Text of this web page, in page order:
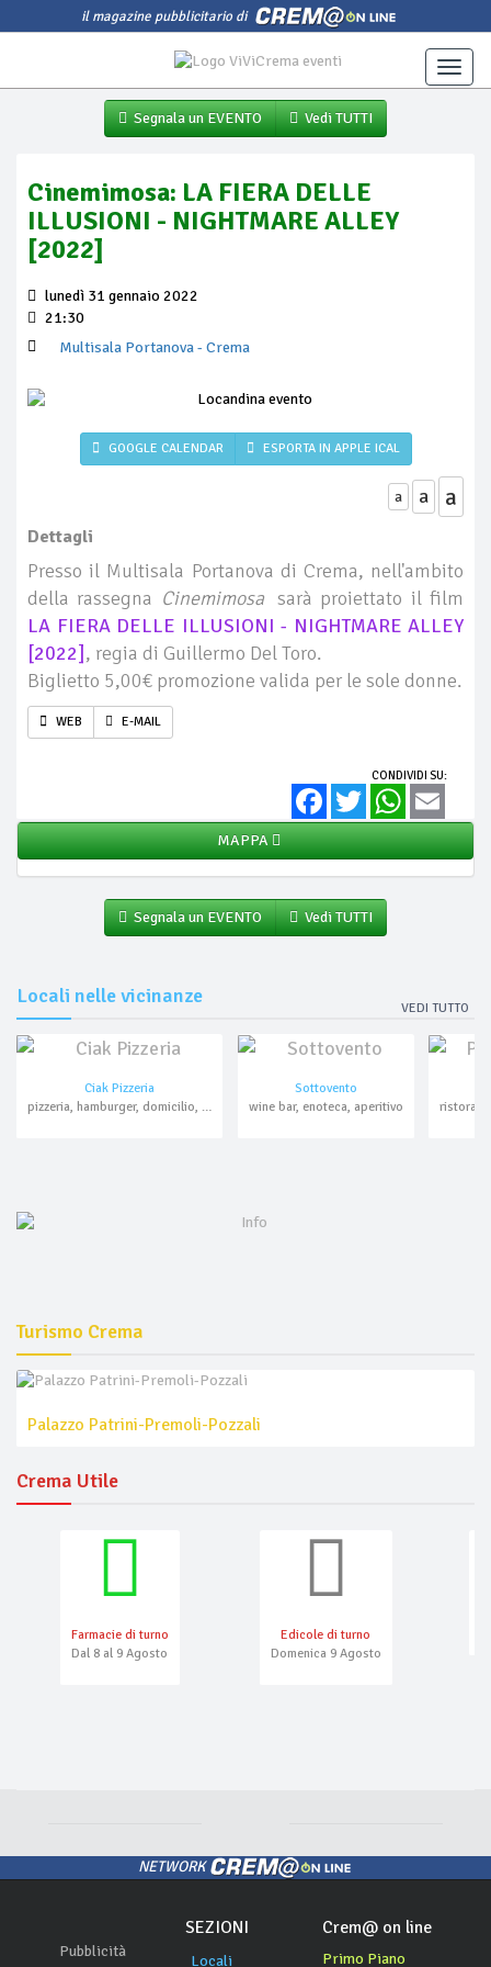
il magazine pubblicitario di
Toggle
Segnala un EVENTO
Vedi TUTTI
Cinemimosa: LA FIERA DELLE
ILLUSIONI - NIGHTMARE ALLEY
[2022]
lunedì 31 gennaio 2022
21:30
Multisala Portanova- Crema
GOOGLE CALENDAR ESPORTA IN APPLE ICAL
a a a
Dettagli
Presso il Multisala Portanova di Crema, nell'ambito
della rassegna Cinemimosa sarà proiettato il film
LA FIERA DELLE ILLUSIONI - NIGHTMARE ALLEY
[2022], regia di Guillermo Del Toro.
Biglietto 5,00€ promozione valida per le sole donne.
WEB E-MAIL
CONDIVIDI SU:
FacebookTwitter WhatsApp
MAPPA
Segnala un EVENTO Vedi TUTTI
Locali nelle vicinanze
VEDI TUTTO
Ciak Pizzeria
pizzeria, hamburger, domicilio, asporto
Sottovento
wine bar, enoteca, aperitivo
Turismo Crema
Palazzo Patrini-Premoli-Pozzali
Crema Utile
Farmacie di turno
Dal 8 al 9 Agosto
Edicole di turno
Domenica 9 Agosto
NETWORK
Pubblicità
SEZIONI
Locali
Crem@ on line
Primo Piano